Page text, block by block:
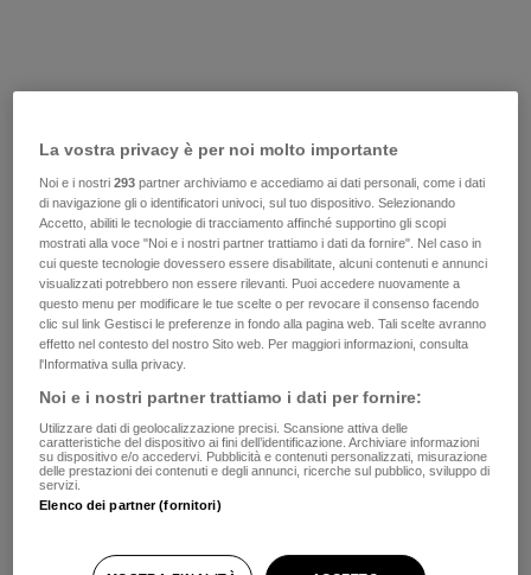
La vostra privacy è per noi molto importante
Noi e i nostri293 partner archiviamo e accediamo ai dati personali, come i dati
di navigazione gli o identificatori univoci, sul tuo dispositivo. Selezionando
Accetto, abiliti le tecnologie di tracciamento affinché supportino gli scopi
mostrati alla voce "Noi e i nostri partner trattiamo i dati da fornire". Nel caso in
cui queste tecnologie dovessero essere disabilitate, alcuni contenuti e annunci
visualizzati potrebbero non essere rilevanti. Puoi accedere nuovamente a
questo menu per modificare le tue scelte o per revocare il consenso facendo
clic sul link Gestisci le preferenze in fondo alla pagina web. Tali scelte avranno
effetto nel contesto del nostro Sito web. Per maggiori informazioni, consulta
l'Informativa sulla privacy.
Noi e i nostri partner trattiamo i dati per fornire:
Utilizzare dati di geolocalizzazione precisi. Scansione attiva delle
caratteristiche del dispositivo ai fini dell’identificazione. Archiviare informazioni
su dispositivo e/o accedervi. Pubblicità e contenuti personalizzati, misurazione
delle prestazioni dei contenuti e degli annunci, ricerche sul pubblico, sviluppo di
servizi.
Elenco dei partner (fornitori)